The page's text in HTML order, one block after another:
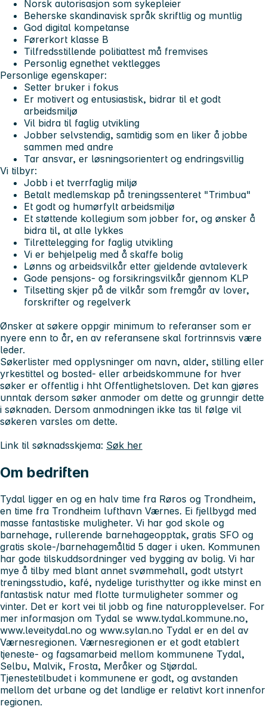
Norsk autorisasjon som sykepleier
Beherske skandinavisk språk skriftlig og muntlig
God digital kompetanse
Førerkort klasse B
Tilfredsstillende politiattest må fremvises
Personlig egnethet vektlegges
Personlige egenskaper:
Setter bruker i fokus
Er motivert og entusiastisk, bidrar til et godt
arbeidsmiljø
Vil bidra til faglig utvikling
Jobber selvstendig, samtidig som en liker å jobbe
sammen med andre
Tar ansvar, er løsningsorientert og endringsvillig
Vi tilbyr:
Jobb i et tverrfaglig miljø
Betalt medlemskap på treningssenteret "Trimbua"
Et godt og humørfylt arbeidsmiljø
Et støttende kollegium som jobber for, og ønsker å
bidra til, at alle lykkes
Tilrettelegging for faglig utvikling
Vi er behjelpelig med å skaffe bolig
Lønns og arbeidsvilkår etter gjeldende avtaleverk
Gode pensjons- og forsikringsvilkår gjennom KLP
Tilsetting skjer på de vilkår som fremgår av lover,
forskrifter og regelverk
Ønsker at søkere oppgir minimum to referanser som er
nyere enn to år, en av referansene skal fortrinnsvis være
leder.
Søkerlister med opplysninger om navn, alder, stilling eller
yrkestittel og bosted- eller arbeidskommune for hver
søker er offentlig i hht Offentlighetsloven. Det kan gjøres
unntak dersom søker anmoder om dette og grunngir dette
i søknaden. Dersom anmodningen ikke tas til følge vil
søkeren varsles om dette.
Link til søknadsskjema: Søk her
Om bedriften
Tydal ligger en og en halv time fra Røros og Trondheim,
en time fra Trondheim lufthavn Værnes. Ei fjellbygd med
masse fantastiske muligheter. Vi har god skole og
barnehage, rullerende barnehageopptak, gratis SFO og
gratis skole-/barnehagemåltid 5 dager i uken. Kommunen
har gode tilskuddsordninger ved bygging av bolig. Vi har
mye å tilby med blant annet svømmehall, godt utstyrt
treningsstudio, kafé, nydelige turisthytter og ikke minst en
fantastisk natur med flotte turmuligheter sommer og
vinter. Det er kort vei til jobb og fine naturopplevelser. For
mer informasjon om Tydal se www.tydal.kommune.no,
www.leveitydal.no og www.sylan.no Tydal er en del av
Værnesregionen. Værnesregionen er et godt etablert
tjeneste- og fagsamarbeid mellom kommunene Tydal,
Selbu, Malvik, Frosta, Meråker og Stjørdal.
Tjenestetilbudet i kommunene er godt, og avstanden
mellom det urbane og det landlige er relativt kort innenfor
regionen.